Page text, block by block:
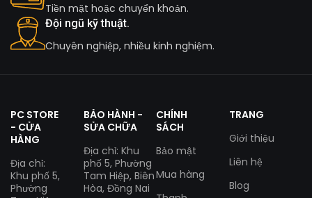
Tiền mặt hoặc chuyển khoản.
Đội ngũ kỹ thuật.
Chuyên nghiệp, nhiều kinh nghiệm.
PC STORE
- CỬA
HÀNG
Địa chỉ:
Khu phố 5,
Phường
BẢO HÀNH -
SỬA CHỮA
Địa chỉ: Khu
phố 5, Phường
Tam Hiệp, Biên
Hòa, Đồng Nai
CHÍNH
SÁCH
Bảo mật
Mua hàng
TRANG
Giới thiệu
Liên hệ
Blog